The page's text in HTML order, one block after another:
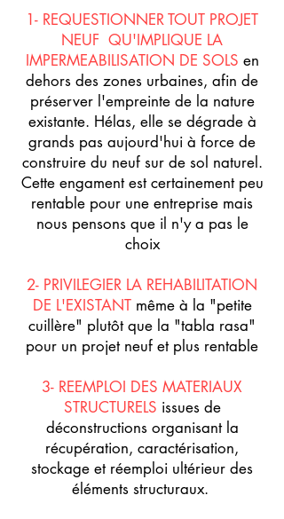
1- REQUESTIONNER TOUT PROJET
NEUF QU'IMPLIQUE LA
IMPERMEABILISATION DE SOLS en
dehors des zones urbaines, afin de
préserver l'empreinte de la nature
existante. Hélas, elle se dégrade à
grands pas aujourd'hui à force de
construire du neuf sur de sol naturel.
Cette engament est certainement peu
rentable pour une entreprise mais
nous pensons que il n'y a pas le
choix
2- PRIVILEGIER LA REHABILITATION
DE L'EXISTANTmême à la "petite
cuillère" plutôt que la "tabla rasa"
pour un projet neuf et plus rentable
3- REEMPLOI DES MATERIAUX
STRUCTURELS issues de
déconstructions organisant la
récupération, caractérisation,
stockage et réemploi ultérieur des
éléments structuraux.